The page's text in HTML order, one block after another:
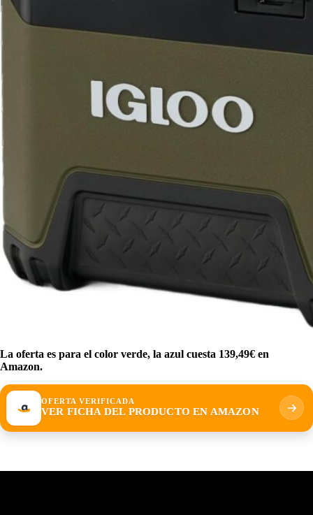
La oferta es para el color verde, la azul cuesta 139,49€ en
Amazon.
OFERTA VERIFICADA
VER FICHA DEL PRODUCTO EN AMAZON